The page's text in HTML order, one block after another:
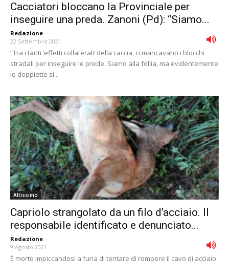
Cacciatori bloccano la Provinciale per
inseguire una preda. Zanoni (Pd): “Siamo...
Redazione -
22 Settembre 2021
“Tra i tanti ‘effetti collaterali’ della caccia, ci mancavano i blocchi
stradali per inseguire le prede. Siamo alla follia, ma evidentemente
le doppiette si...
Altissimo
Capriolo strangolato da un filo d’acciaio. Il
responsabile identificato e denunciato...
Redazione -
9 Agosto 2021
È morto impiccandosi a furia di tentare di rompere il cavo di acciaio